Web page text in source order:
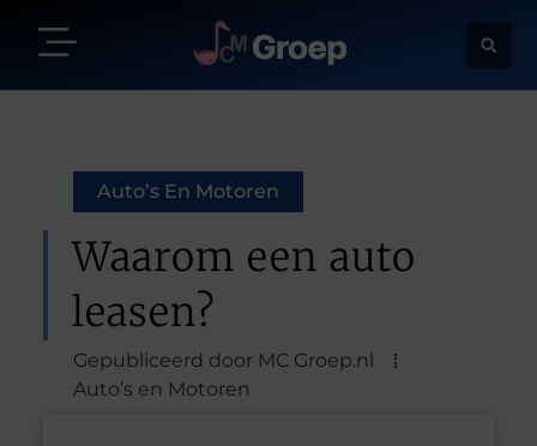
Auto’s En Motoren
Waarom een auto
leasen?
Gepubliceerd door MC Groep.nl
Auto’s en Motoren